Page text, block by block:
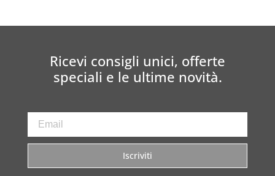
Ricevi consigli unici, offerte
speciali e le ultime novità.
Iscriviti